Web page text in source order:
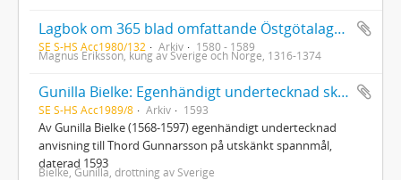
Lagbok om 365 blad omfattande Östgötalagens kyrkobalk, Upplandslagens kyrkobalk, Kristoffers landslag, Magnus Erikssons stadslag, Konung Gustafs gårdsrätt, Erik Sparres inlaga om arvtak, Olaus Petris Domarregler med mera
SE S-HS Acc1980/132 Arkiv 1580 - 1589
Magnus Eriksson, kung av Sverige och Norge, 1316-1374
Gunilla Bielke: Egenhändigt undertecknad skrivelse
SE S-HS Acc1989/8 Arkiv 1593
Av Gunilla Bielke (1568-1597) egenhändigt undertecknad
anvisning till Thord Gunnarsson på utskänkt spannmål,
daterad 1593
Bielke, Gunilla, drottning av Sverige